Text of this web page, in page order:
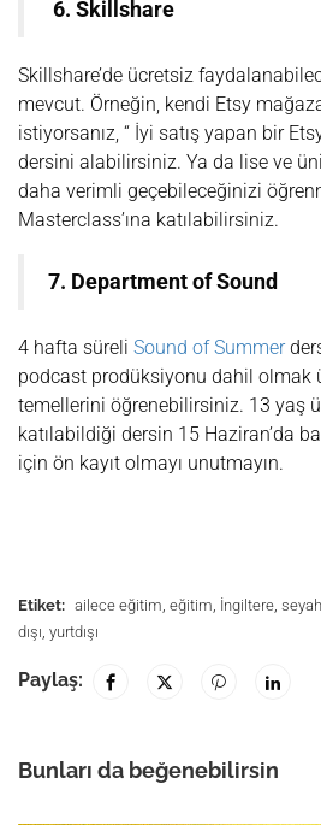
6. Skillshare
Skillshare’de ücretsiz
mevcut. Örneğin, kendi Etsy
istiyorsanız, “ İyi satış yapan bir
dersini alabilirsiniz. Ya da lise ve
daha verimli geçebileceğinizi
Masterclass’ına katılabilirsiniz.
7. Department of Sound
4 hafta süreli Sound of Summer
podcast prodüksiyonu dahil olmak
temellerini öğrenebilirsiniz. 13 yaş
katılabildiği dersin 15 Haziran’da
için ön kayıt olmayı unutmayın.
Etiket: ailece eğitim, eğitim, İngiltere,
dışı, yurtdışı
Paylaş:
Bunları da beğenebilirsin